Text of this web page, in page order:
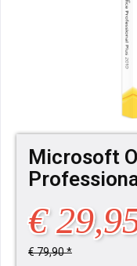
Microsoft
€
€ 79,90 *